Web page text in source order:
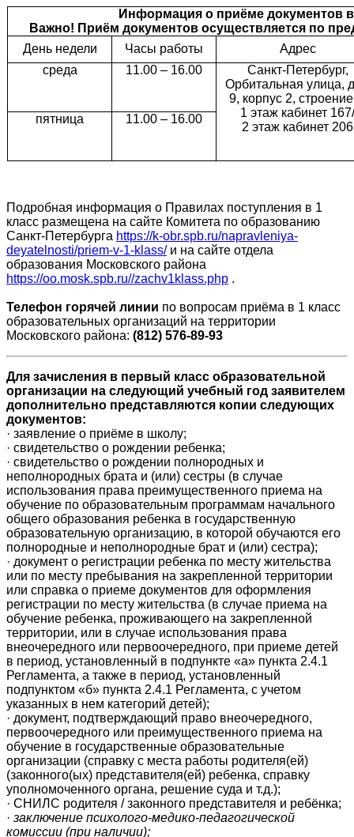
Информация о приёме документов в
Важно! Приём документов осуществляется по
День недели
Часы работы
Адрес
среда
11.00 – 16.00
Санкт-Петербург,
Орбитальная улица,
9, корпус 2,
1 этаж кабинет 167/
2 этаж кабинет 206
пятница 11.00 – 16.00
Подробная информация о Правилах поступления в 1
класс размещена на сайте Комитета по образованию
Санкт-Петербурга https://k-obr.spb.ru/napravleniya-
deyatelnosti/priem-v-1-klass/и на сайте отдела
образования Московского района
https://oo.mosk.spb.ru//zachv1klass.php .
Телефон горячей линии по вопросам приёма в 1 класс
образовательных организаций на территории
Московского района: (812) 576-89-93
Для зачисления в первый класс образовательной
организации на следующий учебный год заявителем
дополнительно представляются копии следующих
документов:
· заявление о приёме в школу;
· свидетельство о рождении ребенка;
· свидетельство о рождении полнородных и
неполнородных брата и (или) сестры (в случае
использования права преимущественного приема на
обучение по образовательным программам начального
общего образования ребенка в государственную
образовательную организацию, в которой обучаются его
полнородные и неполнородные брат и (или) сестра);
· документ о регистрации ребенка по месту жительства
или по месту пребывания на закрепленной территории
или справка о приеме документов для оформления
регистрации по месту жительства (в случае приема на
обучение ребенка, проживающего на закрепленной
территории, или в случае использования права
внеочередного или первоочередного, при приеме детей
в период, установленный в подпункте «а» пункта 2.4.1
Регламента, а также в период, установленный
подпунктом «б» пункта 2.4.1 Регламента, с учетом
указанных в нем категорий детей);
· документ, подтверждающий право внеочередного,
первоочередного или преимущественного приема на
обучение в государственные образовательные
организации (справку с места работы родителя(ей)
(законного(ых) представителя(ей) ребенка, справку
уполномоченного органа, решение суда и т.д.);
· СНИЛС родителя / законного представителя и ребёнка;
· заключение психолого-медико-педагогической
комиссии (при наличии);